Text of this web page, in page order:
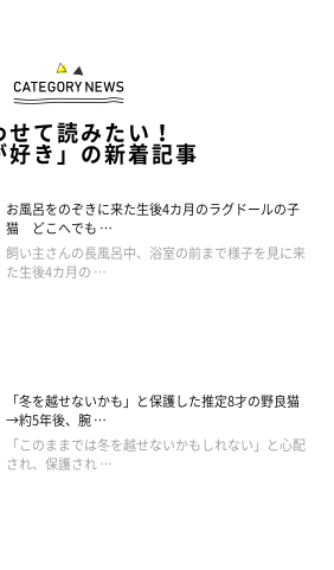
保護することを決意したといいます。
せて読みたい！
好き」の新着記事
お風呂をのぞきに来た生後4カ月のラグドールの子
猫 どこへでも …
飼い主さんの長風呂中、浴室の前まで様子を見に来
た生後4カ月の …
「冬を越せないかも」と保護した推定8才の野良猫
→約5年後、腕 …
「このままでは冬を越せないかもしれない」と心配
され、保護され …